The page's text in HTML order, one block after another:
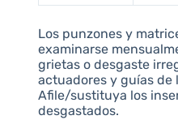
Los punzones y
examinarse
grietas o desgaste
actuadores y guías de
Afile/sustituya los
desgastados.